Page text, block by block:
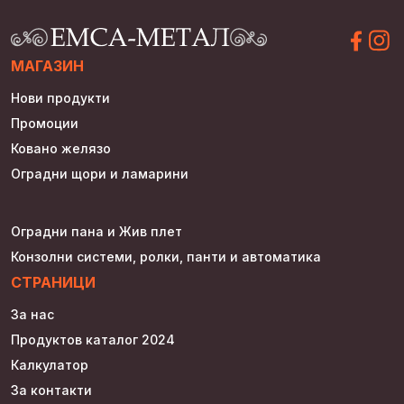
МАГАЗИН
Нови продукти
Промоции
Ковано желязо
Оградни щори и ламарини
Оградни пана и Жив плет
Конзолни системи, ролки, панти и автоматика
СТРАНИЦИ
За нас
Продуктов каталог 2024
Калкулатор
За контакти